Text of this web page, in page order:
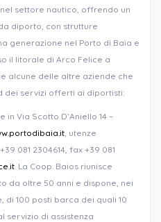
settore nautico, offrendo un
diporto, con strutture
generazione nel Porto di Baia e
il litorale di Arco Felice a
alcune delle altre aziende che
dei servizi offerti ai diportisti:
in Via Scotto D’Aniello 14 –
, utenze
081 2304614, fax +39 081
. La Coop. Baios riunisce
da oltre 50 anni e dispone, nei
100 posti barca dei quali 10
servizio di assistenza